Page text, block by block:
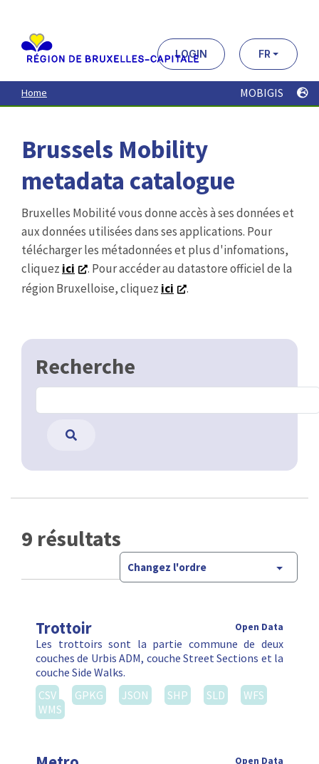
contenu
principal
LOGIN FR
Home MOBIGIS
Brussels Mobility
metadata catalogue
Bruxelles Mobilité vous donne accès à ses données et
aux données utilisées dans ses applications. Pour
télécharger les métadonnées et plus d'infomations,
cliquez ici
. Pour accéder au datastore officiel de la
région Bruxelloise, cliquez ici .
Recherche
9 résultats
Changez l'ordre
Trottoir Open Data
Les trottoirs sont la partie commune de deux
couches de Urbis ADM, couche Street Sections et la
couche Side Walks.
CSV
GPKG JSON SHP SLD
WFS
WMS
Open Data